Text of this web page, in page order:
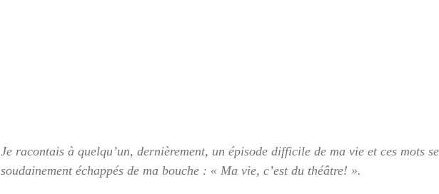
Je racontais à quelqu’un, dernièrement, un épisode difficile de ma vie et ces mots
soudainement échappés de ma bouche : « Ma vie, c’est du théâtre! ».